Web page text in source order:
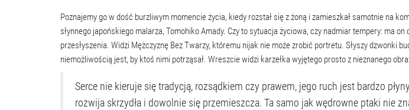
Poznajemy go w dość burzliwym momencie życia, kiedy rozstał się z żoną i zamieszkał samotnie na
słynnego japońskiego malarza, Tomohiko Amady. Czy to sytuacja życiowa, czy nadmiar tempery: ma on
przesłyszenia. Widzi Mężczyznę Bez Twarzy, któremu nijak nie może zrobić portretu. Słyszy dzwonki
niemożliwością jest, by ktoś nimi potrząsał. Wreszcie widzi karzełka wyjętego prosto z nieznanego
Serce nie kieruje się tradycją, rozsądkiem czy prawem, jego ruch jest bardzo
rozwija skrzydła i dowolnie się przemieszcza. Ta samo jak wędrowne ptaki nie